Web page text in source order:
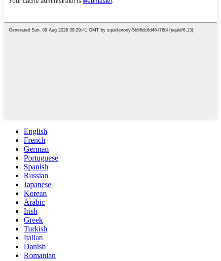
English
French
German
Portuguese
Spanish
Russian
Japanese
Korean
Arabic
Irish
Greek
Turkish
Italian
Danish
Romanian